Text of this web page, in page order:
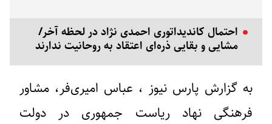
احتمال کاندیداتوری احمدی نژاد در لحظه آخر/
مشایی و بقایی ذره‌ای اعتقاد به روحانیت ندارند
به گزارش پارس نیوز ، عباس امیری‌فر، مشاور
فرهنگی نهاد ریاست جمهوری در دولت